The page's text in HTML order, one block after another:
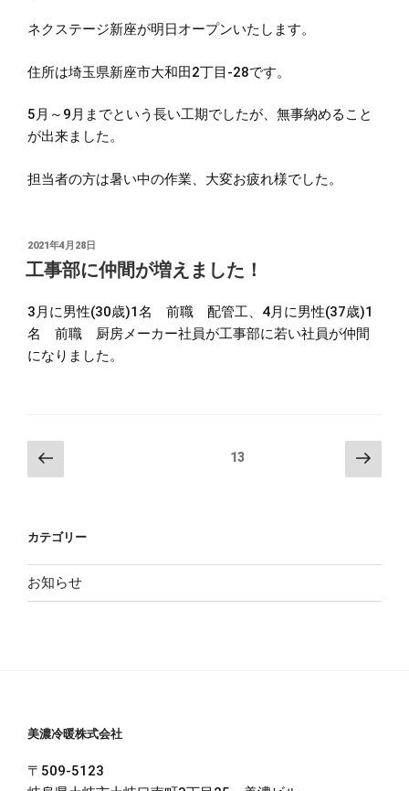
ネクステージ新座が明日オープンいたします。
住所は埼玉県新座市大和田2丁目-28です。
5月～9月までという長い工期でしたが、無事納めること
が出来ました。
担当者の方は暑い中の作業、大変お疲れ様でした。
投
稿
日:
2021年4月28日
工事部に仲間が増えました！
3月に男性(30歳)1名 前職 配管工、4月に男性(37歳)1
名 前職 厨房メーカー社員が工事部に若い社員が仲間
になりました。
投
稿
ビ
ー
シ
前
の
ジ
13
次
の
カテゴリー
お知らせ
美濃冷暖株式会社
〒509-5123